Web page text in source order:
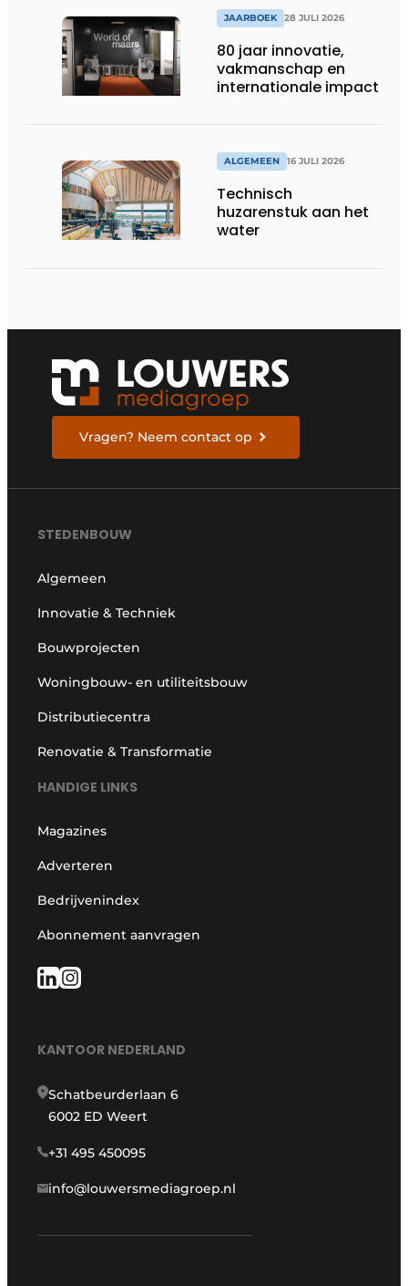
JAARBOEK 28 JULI 2026
80 jaar innovatie,
vakmanschap en
internationale impact
ALGEMEEN 16 JULI 2026
Technisch
huzarenstuk aan het
water
Vragen? Neem contact op
STEDENBOUW
Algemeen
Innovatie & Techniek
Bouwprojecten
Woningbouw- en utiliteitsbouw
Distributiecentra
Renovatie & Transformatie
HANDIGE LINKS
Magazines
Adverteren
Bedrijvenindex
Abonnement aanvragen
KANTOOR NEDERLAND
Schatbeurderlaan 6
6002 ED Weert
+31 495 450095
info@louwersmediagroep.nl